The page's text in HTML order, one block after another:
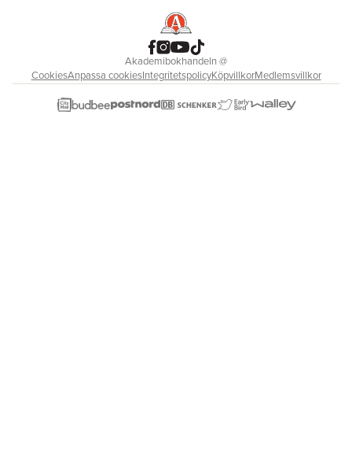
Akademibokhandeln@
CookiesAnpassa cookiesIntegritetspolicyKöpvillkorMedlemsvillkor